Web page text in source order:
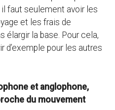
faut seulement avoir les
et les frais de
élargir la base. Pour cela,
d’exemple pour les autres
et anglophone,
du mouvement